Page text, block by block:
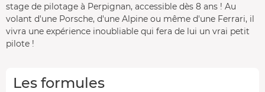
stage de pilotage à Perpignan, accessible dès 8 ans ! Au
volant d'une Porsche, d'une Alpine ou même d'une Ferrari, il
vivra une expérience inoubliable qui fera de lui un vrai petit
pilote !
Les formules